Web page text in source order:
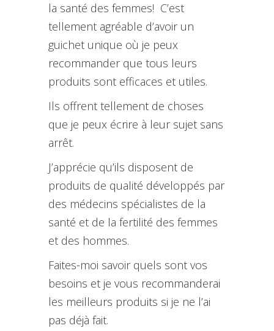
la santé des femmes! C’est
tellement agréable d’avoir un
guichet unique où je peux
recommander que tous leurs
produits sont efficaces et utiles.
Ils offrent tellement de choses
que je peux écrire à leur sujet sans
arrêt.
J’apprécie qu’ils disposent de
produits de qualité développés par
des médecins spécialistes de la
santé et de la fertilité des femmes
et des hommes.
Faites-moi savoir quels sont vos
besoins et je vous recommanderai
les meilleurs produits si je ne l’ai
pas déjà fait.